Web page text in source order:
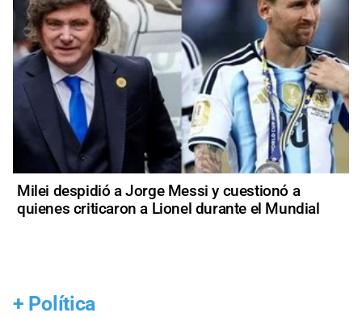
Milei despidió a Jorge Messi y cuestionó a
quienes criticaron a Lionel durante el Mundial
+ Política